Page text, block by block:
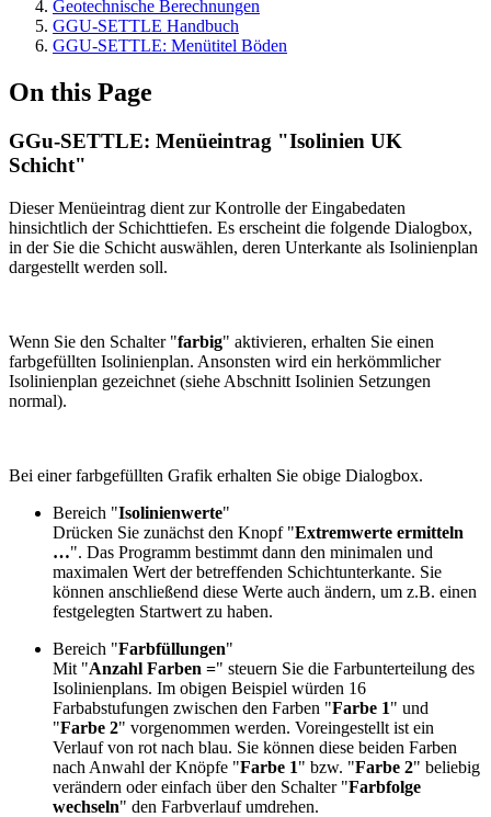
Geotechnische Berechnungen
GGU-SETTLE Handbuch
GGU-SETTLE: Menütitel Böden
On this Page
GGu-SETTLE: Menüeintrag "Isolinien UK
Schicht"
Dieser Menüeintrag dient zur Kontrolle der Eingabedaten
hinsichtlich der Schichttiefen. Es erscheint die folgende Dialogbox,
in der Sie die Schicht auswählen, deren Unterkante als Isolinienplan
dargestellt werden soll.
Wenn Sie den Schalter "farbig" aktivieren, erhalten Sie einen
farbgefüllten Isolinienplan. Ansonsten wird ein herkömmlicher
Isolinienplan gezeichnet (siehe Abschnitt Isolinien Setzungen
normal).
Bei einer farbgefüllten Grafik erhalten Sie obige Dialogbox.
Bereich "Isolinienwerte"
Drücken Sie zunächst den Knopf "Extremwerte ermitteln
…". Das Programm bestimmt dann den minimalen und
maximalen Wert der betreffenden Schichtunterkante. Sie
können anschließend diese Werte auch ändern, um z.B. einen
festgelegten Startwert zu haben.
Bereich "Farbfüllungen"
Mit "Anzahl Farben =" steuern Sie die Farbunterteilung des
Isolinienplans. Im obigen Beispiel würden 16
Farbabstufungen zwischen den Farben "Farbe 1" und
"Farbe 2" vorgenommen werden. Voreingestellt ist ein
Verlauf von rot nach blau. Sie können diese beiden Farben
nach Anwahl der Knöpfe "Farbe 1" bzw. "Farbe 2" beliebig
verändern oder einfach über den Schalter "Farbfolge
wechseln" den Farbverlauf umdrehen.